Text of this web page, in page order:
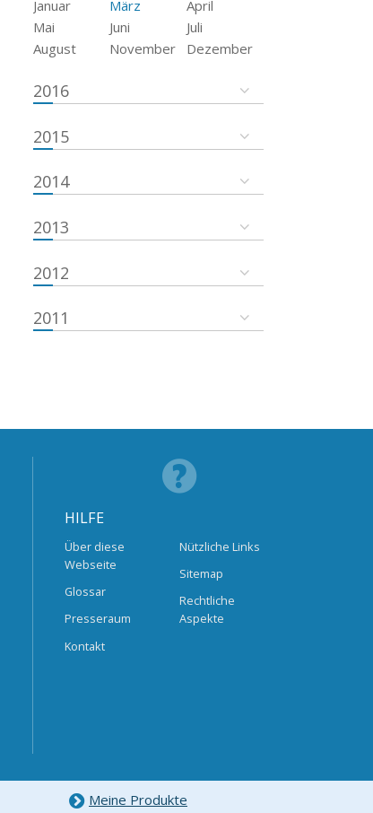
Januar März
April
Mai
Juni
Juli
August
November Dezember
2016
2015
2014
2013
2012
2011
HILFE
Über diese
Webseite
Glossar
Presseraum
Kontakt
Nützliche Links
Sitemap
Rechtliche
Aspekte
Meine Produkte